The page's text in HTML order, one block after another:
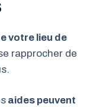
votre lieu de
rapprocher de
aides peuvent